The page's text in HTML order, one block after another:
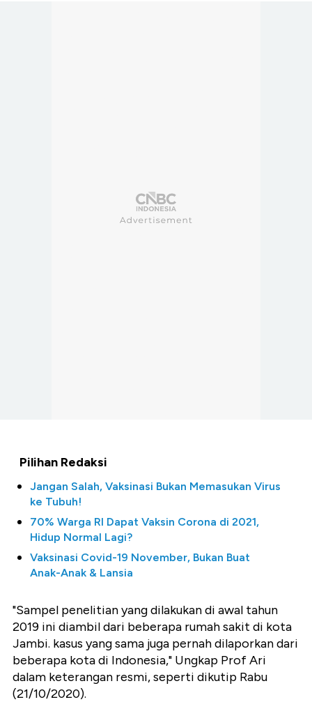
Pilihan Redaksi
Jangan Salah, Vaksinasi Bukan Memasukan Virus
ke Tubuh!
70% Warga RI Dapat Vaksin Corona di 2021,
Hidup Normal Lagi?
Vaksinasi Covid-19 November, Bukan Buat
Anak-Anak & Lansia
"Sampel penelitian yang dilakukan di awal tahun
2019 ini diambil dari beberapa rumah sakit di kota
Jambi. kasus yang sama juga pernah dilaporkan dari
beberapa kota di Indonesia," Ungkap Prof Ari
dalam keterangan resmi, seperti dikutip Rabu
(21/10/2020).